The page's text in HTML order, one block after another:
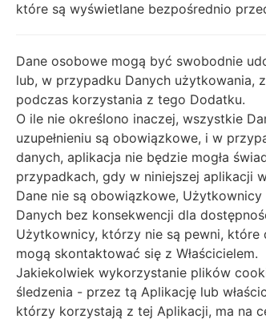
1.SPRAWDŹ RECAPTCHA
które są wyświetlane bezpośrednio
Dane osobowe mogą być swobodnie
lub, w przypadku Danych użytkowania,
podczas korzystania z tego Dodatku.
O ile nie określono inaczej, wszystkie
uzupełnieniu są obowiązkowe, i w
danych, aplikacja nie będzie mogła
przypadkach, gdy w niniejszej aplikacji
Dane nie są obowiązkowe,
Danych bez konsekwencji dla
Użytkownicy, którzy nie są pewni, które
mogą skontaktować się z Właścicielem.
Jakiekolwiek wykorzystanie plików
śledzenia - przez tą Aplikację lub
którzy korzystają z tej Aplikacji, ma na